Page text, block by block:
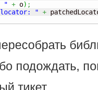
" + o) ;
locator: " +
подождать,
тикет